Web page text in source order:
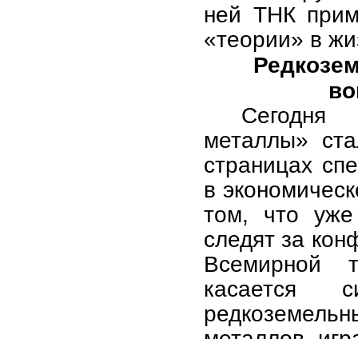
ней ТНК
«теории» в
Сегодня
металлы»
страницах
в
том, что
следят за
Всемирной
касается